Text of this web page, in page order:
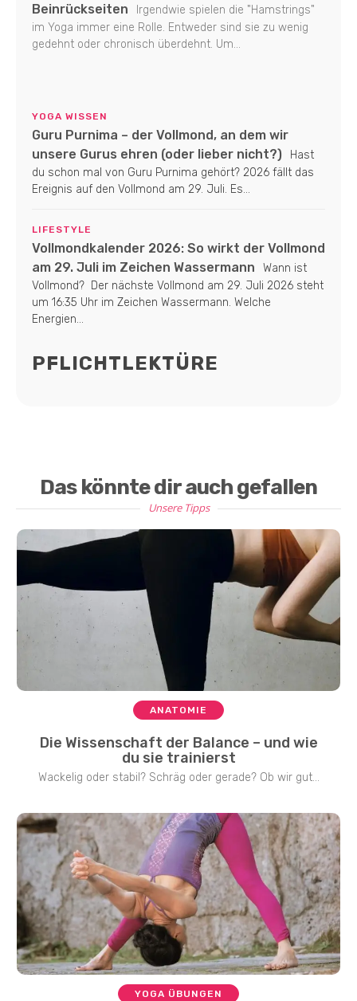
Beinrückseiten
Irgendwie spielen die "Hamstrings"
im Yoga immer eine Rolle. Entweder sind sie zu wenig
gedehnt oder chronisch überdehnt. Um...
YOGA WISSEN
Guru Purnima – der Vollmond, an dem wir
unsere Gurus ehren (oder lieber nicht?)
Hast
du schon mal von Guru Purnima gehört? 2026 fällt das
Ereignis auf den Vollmond am 29. Juli. Es...
LIFESTYLE
Vollmondkalender 2026: So wirkt der Vollmond
am 29. Juli im Zeichen Wassermann
Wann ist
Vollmond? Der nächste Vollmond am 29. Juli 2026 steht
um 16:35 Uhr im Zeichen Wassermann. Welche
Energien...
PFLICHTLEKTÜRE
Das könnte dir auch gefallen
Unsere Tipps
ANATOMIE
Die Wissenschaft der Balance – und wie
du sie trainierst
Wackelig oder stabil? Schräg oder gerade? Ob wir gut...
YOGA ÜBUNGEN